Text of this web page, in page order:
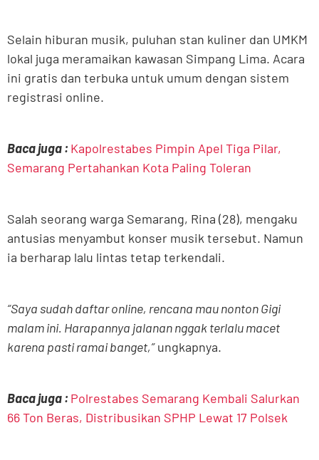
Selain hiburan musik, puluhan stan kuliner dan UMKM
lokal juga meramaikan kawasan Simpang Lima. Acara
ini gratis dan terbuka untuk umum dengan sistem
registrasi online.
Baca juga : Kapolrestabes Pimpin Apel Tiga Pilar,
Semarang Pertahankan Kota Paling Toleran
Salah seorang warga Semarang, Rina (28), mengaku
antusias menyambut konser musik tersebut. Namun
ia berharap lalu lintas tetap terkendali.
“Saya sudah daftar online, rencana mau nonton Gigi
malam ini. Harapannya jalanan nggak terlalu macet
karena pasti ramai banget,”ungkapnya.
Baca juga : Polrestabes Semarang Kembali Salurkan
66 Ton Beras, Distribusikan SPHP Lewat 17 Polsek